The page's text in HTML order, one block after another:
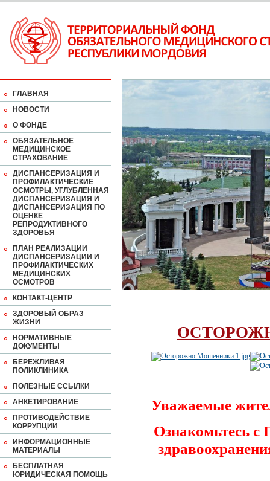
ГЛАВНАЯ
НОВОСТИ
О ФОНДЕ
ОБЯЗАТЕЛЬНОЕ
МЕДИЦИНСКОЕ
СТРАХОВАНИЕ
ДИСПАНСЕРИЗАЦИЯ И
ПРОФИЛАКТИЧЕСКИЕ
ОСМОТРЫ, УГЛУБЛЕННАЯ
ДИСПАНСЕРИЗАЦИЯ И
ДИСПАНСЕРИЗАЦИЯ ПО
ОЦЕНКЕ
РЕПРОДУКТИВНОГО
ЗДОРОВЬЯ
ПЛАН РЕАЛИЗАЦИИ
ДИСПАНСЕРИЗАЦИИ И
ПРОФИЛАКТИЧЕСКИХ
МЕДИЦИНСКИХ
ОСМОТРОВ
КОНТАКТ-ЦЕНТР
ЗДОРОВЫЙ ОБРАЗ
ЖИЗНИ
НОРМАТИВНЫЕ
ДОКУМЕНТЫ
БЕРЕЖЛИВАЯ
ПОЛИКЛИНИКА
ПОЛЕЗНЫЕ ССЫЛКИ
АНКЕТИРОВАНИЕ
ПРОТИВОДЕЙСТВИЕ
КОРРУПЦИИ
ИНФОРМАЦИОННЫЕ
МАТЕРИАЛЫ
БЕСПЛАТНАЯ
ЮРИДИЧЕСКАЯ ПОМОЩЬ
Уважаемые
Ознакомьтесь